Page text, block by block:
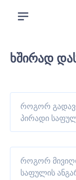
ხშირად
როგორ
პირადი
როგორ
საფულის